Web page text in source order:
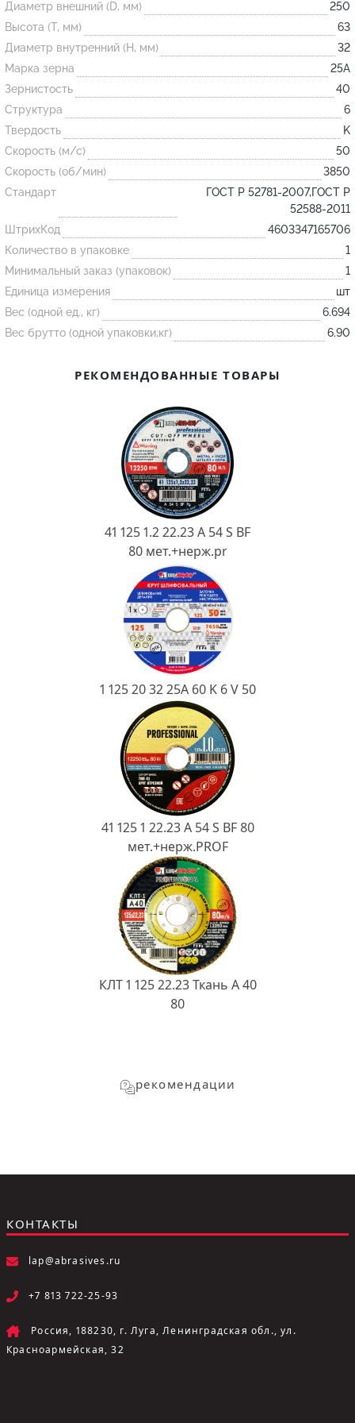
Огнеупорные
изделия
Скачать каталог
Тигель
Муфель
Черпак
Шербер
Трубка
Стержень
Пробка
Подставка
Лодочка
Контакт
Огнеупорная SiC смесь
Диаметр внешний (D, мм)
250
Высота (T, мм)
63
Диаметр внутренний (H, мм)
32
Марка зерна
25А
Зернистость
40
Структура
6
Твердость
K
Скорость (м/с)
50
Скорость (об/мин)
3850
Стандарт
ГОСТ Р 52781-2007,ГОСТ Р
52588-2011
ШтрихКод
4603347165706
Количество в упаковке
1
Минимальный заказ (упаковок)
1
Единица измерения
шт
Вес (одной ед., кг)
6.694
Вес брутто (одной упаковки,кг)
6.90
РЕКОМЕНДОВАННЫЕ ТОВАРЫ
41 125 1.2 22.23 A 54 S BF
80 мет.+нерж.pr
1 125 20 32 25А 60 K 6 V 50
41 125 1 22.23 A 54 S BF 80
мет.+нерж.PROF
КЛТ 1 125 22.23 Ткань A 40
80
рекомендации
КОНТАКТЫ
lap@abrasives.ru
+7 813 722-25-93
Россия, 188230, г. Луга, Ленинградская обл., ул.
Красноармейская, 32